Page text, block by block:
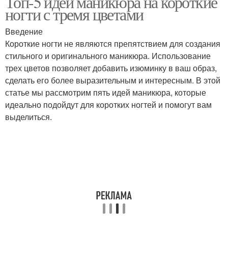
современным
поворотом
геометрическим узором
Маникюр с цветочным
узором
Маникюр с градиентом
Простые дизайны
Маникюр для
ногти с тремя цветами
Введение
Короткие ногти не являются препятствием для создания
стильного и оригинального маникюра. Использование
трех цветов позволяет добавить изюминку в ваш образ,
сделать его более выразительным и интересным. В этой
статье мы рассмотрим пять идей маникюра, которые
идеально подойдут для коротких ногтей и помогут вам
выделиться.